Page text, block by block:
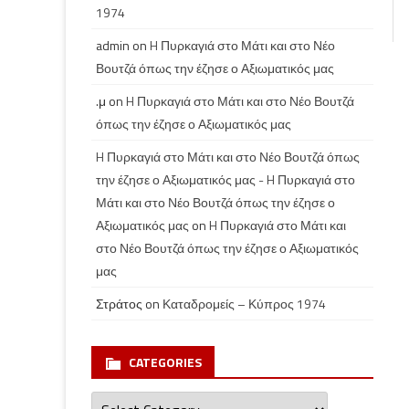
1974
admin onH Πυρκαγιά στο Μάτι και στο Νέο
Βουτζά όπως την έζησε ο Αξιωματικός μας
.μ onH Πυρκαγιά στο Μάτι και στο Νέο Βουτζά
όπως την έζησε ο Αξιωματικός μας
H Πυρκαγιά στο Μάτι και στο Νέο Βουτζά όπως
την έζησε ο Αξιωματικός μας - H Πυρκαγιά στο
Μάτι και στο Νέο Βουτζά όπως την έζησε ο
Αξιωματικός μας onH Πυρκαγιά στο Μάτι και
στο Νέο Βουτζά όπως την έζησε ο Αξιωματικός
μας
Στράτος on Καταδρομείς – Κύπρος 1974
CATEGORIES
Categories